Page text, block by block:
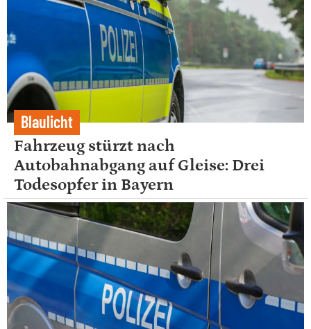
Blaulicht
Fahrzeug stürzt nach
Autobahnabgang auf Gleise: Drei
Todesopfer in Bayern